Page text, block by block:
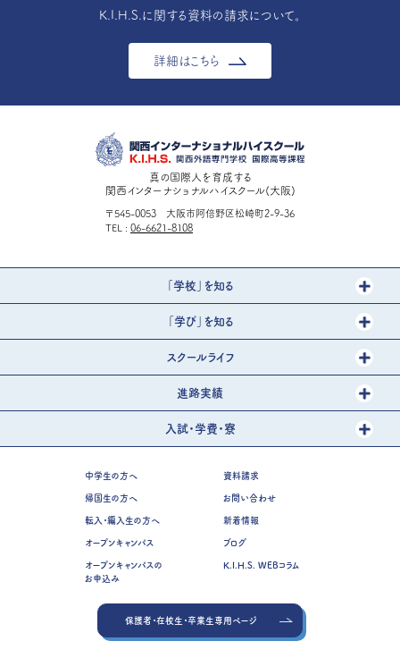
K.I.H.S.に関する資料の請求について。
詳細はこちら
真の国際人を育成する
関西インターナショナルハイスクール(大阪)
〒545-0053 大阪市阿倍野区松崎町2-9-36
TEL
06-6621-8108
「学校」を知る
「学び」を知る
スクールライフ
進路実績
入試・学費・寮
中学生の方へ
帰国生の方へ
転入・編入生の方へ
オープンキャンパス
オープンキャンパスの
お申込み
資料請求
お問い合わせ
新着情報
ブログ
K.I.H.S. WEBコラム
保護者・在校生・卒業生専用ページ